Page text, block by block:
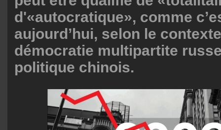
d'«autocratique», comme
aujourd’hui, selon le
démocratie multipartite
politique chinois.